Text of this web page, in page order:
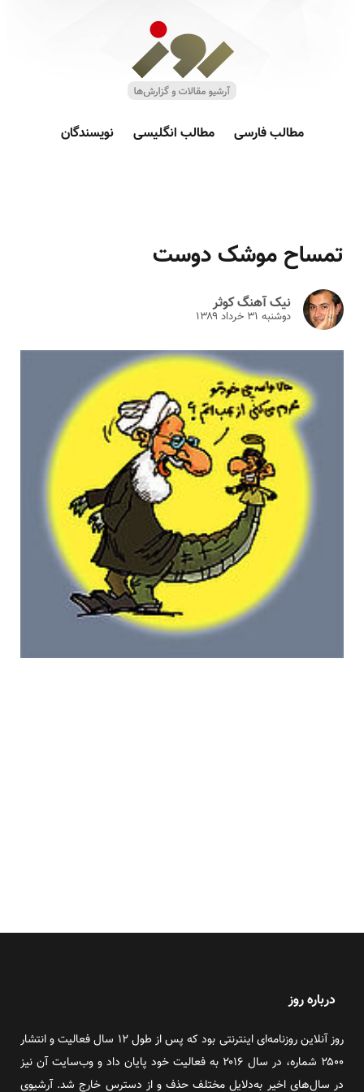
مطالب فارسی مطالب انگلیسی نویسندگان
تمساح موشک دوست
نیک آهنگ کوثر
دوشنبه ۳۱ خرداد ۱۳۸۹
درباره روز
روز آنلاین روزنامه‌ای اینترنتی بود که پس از طول ۱۲ سال فعالیت و انتشار
۲۵۰۰ شماره، در سال ۲۰۱۶ به فعالیت خود پایان داد و وب‌سایت آن نیز
در سال‌های اخیر به‌دلایل مختلف حذف و از دسترس خارج شد. آرشیوی